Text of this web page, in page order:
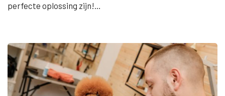
perfecte oplossing zijn!…